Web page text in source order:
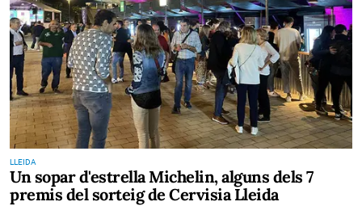
LLEIDA
Un sopar d'estrella Michelin, alguns dels 7
premis del sorteig de Cervisia Lleida